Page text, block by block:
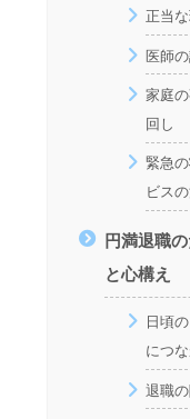
正当
医師
家庭
回し
緊急
ビス
円満退職
と心構え
日頃
につ
退職